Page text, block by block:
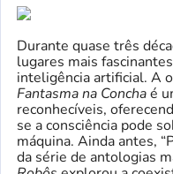
Durante quase três
lugares mais
inteligência artificial. A
Fantasma na Conchaé
reconhecíveis,
se a consciência pode
máquina. Ainda antes,
da série de antologias